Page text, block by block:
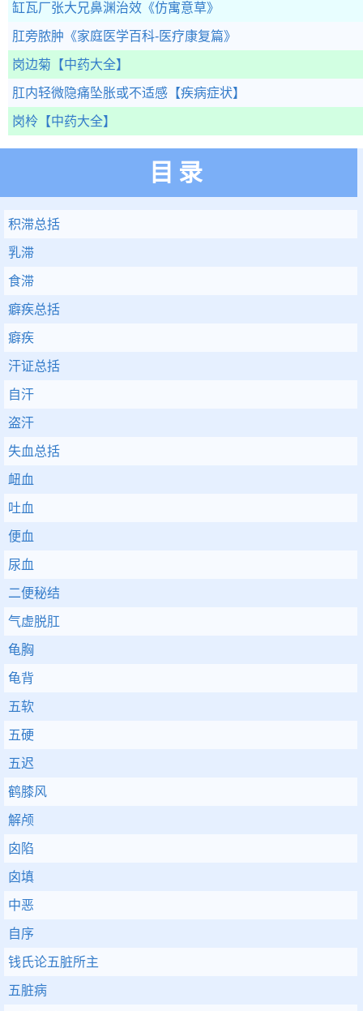
缸瓦厂张大兄鼻渊治效 《仿寓意草》
肛旁脓肿 《家庭医学百科-医疗康复篇》
岗边菊 【中药大全】
肛内轻微隐痛坠胀或不适感 【疾病症状】
岗柃 【中药大全】
目录
积滞总括
乳滞
食滞
癖疾总括
癖疾
汗证总括
自汗
盗汗
失血总括
衄血
吐血
便血
尿血
二便秘结
气虚脱肛
龟胸
龟背
五软
五硬
五迟
鹤膝风
解颅
囟陷
囟填
中恶
自序
钱氏论五脏所主
五脏病